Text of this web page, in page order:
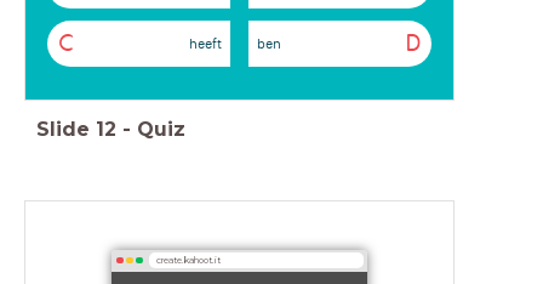
C heeft D
ben
Slide 12 - Quiz
create.kahoot.it